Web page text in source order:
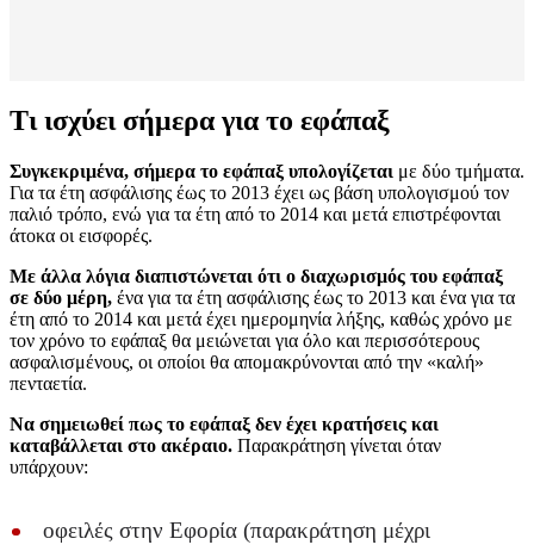
Τι ισχύει σήμερα για το εφάπαξ
Συγκεκριμένα, σήμερα το εφάπαξ υπολογίζεται με δύο τμήματα.
Για τα έτη ασφάλισης έως το 2013 έχει ως βάση υπολογισμού τον
παλιό τρόπο, ενώ για τα έτη από το 2014 και μετά επιστρέφονται
άτοκα οι εισφορές.
Με άλλα λόγια διαπιστώνεται ότι ο διαχωρισμός του εφάπαξ
σε δύο μέρη, ένα για τα έτη ασφάλισης έως το 2013 και ένα για τα
έτη από το 2014 και μετά έχει ημερομηνία λήξης, καθώς χρόνο με
τον χρόνο το εφάπαξ θα μειώνεται για όλο και περισσότερους
ασφαλισμένους, οι οποίοι θα απομακρύνονται από την «καλή»
πενταετία.
Να σημειωθεί πως το εφάπαξ δεν έχει κρατήσεις και
καταβάλλεται στο ακέραιο. Παρακράτηση γίνεται όταν
υπάρχουν:
οφειλές στην Εφορία (παρακράτηση μέχρι